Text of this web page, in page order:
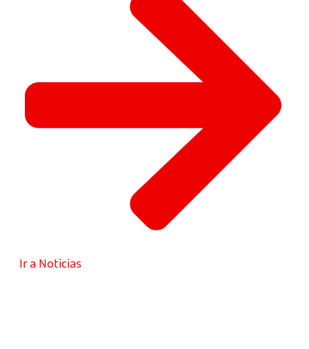
Ir a Noticias